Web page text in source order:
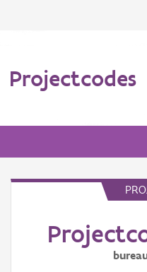
Projectcodes